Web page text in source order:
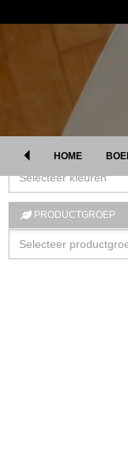
HOME
VOLGORDE
Productnaam
PRODUCTGROEP